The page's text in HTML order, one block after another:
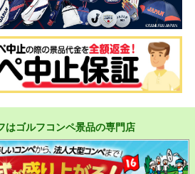
はゴルフコンペ景品の専門店